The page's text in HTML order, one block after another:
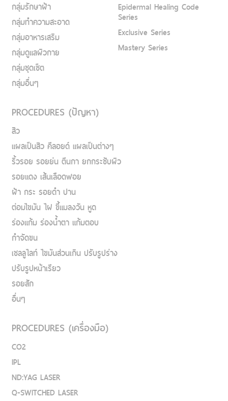
กลุ่มรักษาฝ้า
กลุ่มทำความสะอาด
กลุ่มอาหารเสริม
กลุ่มดูแลผิวกาย
กลุ่มชุดเซ็ต
กลุ่มอื่นๆ
Epidermal Healing Code
Series
Exclusive Series
Mastery Series
PROCEDURES (ปัญหา)
สิว
แผลเป็นสิว คีลอยด์ แผลเป็นต่างๆ
ริ้วรอย รอยย่น ตีนกา ยกกระชับผิว
รอยแดง เส้นเลือดฟอย
ฝ้า กระ รอยดำ ปาน
ต่อมไขมัน ไฝ ขี้แมลงวัน หูด
ร่องแก้ม ร่องน้ำตา แก้มตอบ
กำจัดขน
เชลลูไลท์ ไขมันส่วนเกิน ปรับรูปร่าง
ปรับรูปหน้าเรียว
รอยสัก
อื่นๆ
PROCEDURES (เครื่องมือ)
CO2
IPL
ND:YAG LASER
Q-SWITCHED LASER